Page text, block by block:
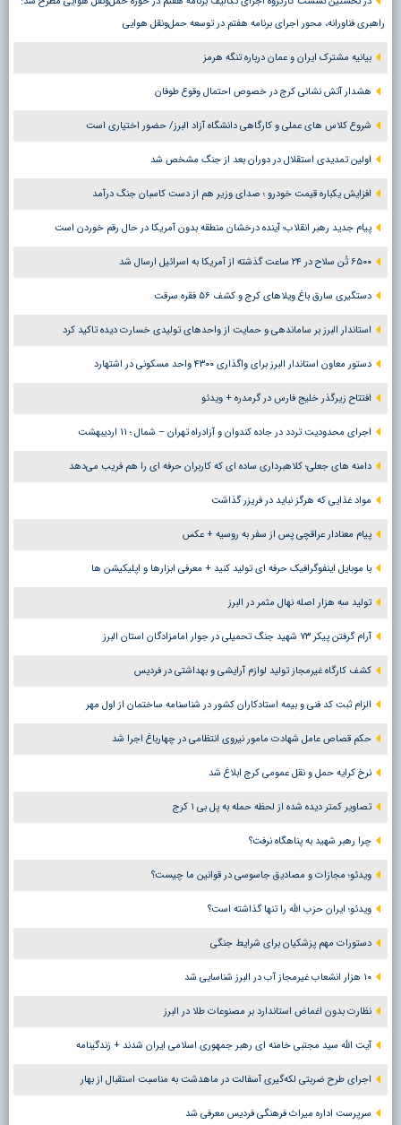
راهبری فناورانه، محور اجرای برنامه هفتم در توسعه حمل‌ونقل هوایی
بیانیه مشترک ایران و عمان درباره تنگه هرمز
هشدار آتش نشانی کرج در خصوص احتمال وقوع طوفان
شروع کلاس های عملی و کارگاهی دانشگاه آزاد البرز/ حضور اختیاری است
اولین تمدیدی استقلال در دوران بعد از جنگ مشخص شد
افزایش یکباره قیمت خودرو ؛ صدای وزیر هم از دست کاسبان جنگ درآمد
پیام جدید رهبر انقلاب؛ آینده درخشان منطقه بدون آمریکا در حال رقم خوردن است
۶۵۰۰ تُن سلاح در ۲۴ ساعت گذشته از آمریکا به اسرائیل ارسال شد
دستگیری سارق باغ ویلاهای کرج و کشف ۵۶ فقره سرقت
استاندار البرز بر ساماندهی و حمایت از واحدهای تولیدی خسارت دیده تاکید کرد
دستور معاون استاندار البرز برای واگذاری ۴۳۰۰ واحد مسکونی در اشتهارد
افتتاح زیرگذر خلیج فارس در گرمدره + ویدئو
اجرای محدودیت تردد در جاده کندوان و آزادراه تهران – شمال ؛ ١١ اردیبهشت
دامنه های جعلی؛ کلاهبرداری ساده ای که کاربران حرفه ای را هم فریب می‌دهد
مواد غذایی که هرگز نباید در فریزر گذاشت
پیام معنادار عراقچی پس از سفر به روسیه + عکس
با موبایل اینفوگرافیک حرفه ای تولید کنید + معرفی ابزارها و اپلیکیشن ها
تولید سه هزار اصله نهال مثمر در البرز
آرام گرفتن پیکر ۷۳ شهید جنگ تحمیلی در جوار امامزادگان استان البرز
کشف کارگاه غیرمجاز تولید لوازم آرایشی و بهداشتی در فردیس
الزام ثبت کد فنی و بیمه استادکاران کشور در شناسنامه ساختمان از اول مهر
حکم قصاص عامل شهادت مامور نیروی انتظامی در چهارباغ اجرا شد
نرخ کرایه حمل و نقل عمومی کرج ابلاغ شد
تصاویر کمتر دیده شده از لحظه حمله به پل بی ۱ کرج
چرا رهبر شهید به پناهگاه نرفت؟
ویدئو؛ مجازات و مصادیق جاسوسی در قوانین ما چیست؟
ویدئو؛ ایران حزب الله را تنها گذاشته است؟
دستورات مهم پزشکیان برای شرایط جنگی
۱۰ هزار انشعاب غیرمجاز آب در البرز شناسایی شد
نظارت بدون اغماض استاندارد بر مصنوعات طلا در البرز
آیت الله سید مجتبی خامنه ای رهبر جمهوری اسلامی ایران شدند + زندگینامه
اجرای طرح ضربتی لکه‌گیری آسفالت در ماهدشت به مناسبت استقبال از بهار
سرپرست اداره میراث فرهنگی فردیس معرفی شد